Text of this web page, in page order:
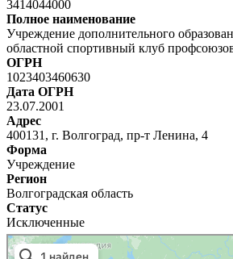
3414044000
Полное наименование
Учреждение дополнительного
областной спортивный клуб
ОГРН
1023403460630
Дата ОГРН
23.07.2001
Адрес
400131, г. Волгоград, пр-т Ленина, 4
Форма
Учреждение
Регион
Волгоградская область
Статус
Исключенные